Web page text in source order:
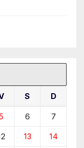
S D
6 7
13 14